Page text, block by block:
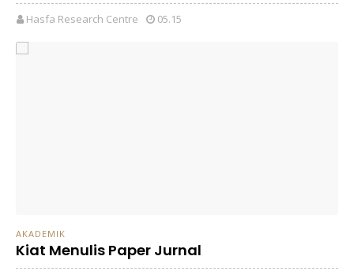
Hasfa Research Centre 05.15
AKADEMIK
Kiat Menulis Paper Jurnal